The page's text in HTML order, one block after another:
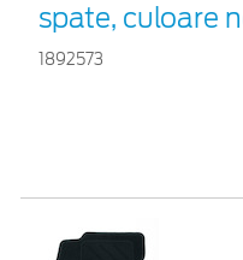
spate, culoare
1892573